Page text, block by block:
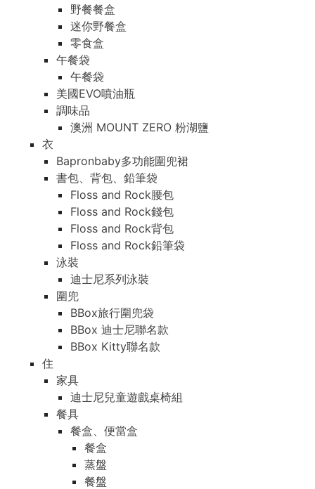
野餐餐盒
迷你野餐盒
零食盒
午餐袋
午餐袋
美國EVO噴油瓶
調味品
澳洲 MOUNT ZERO 粉湖鹽
衣
Bapronbaby多功能圍兜裙
書包、背包、鉛筆袋
Floss and Rock腰包
Floss and Rock錢包
Floss and Rock背包
Floss and Rock鉛筆袋
泳裝
迪士尼系列泳裝
圍兜
BBox旅行圍兜袋
BBox 迪士尼聯名款
BBox Kitty聯名款
住
家具
迪士尼兒童遊戲桌椅組
餐具
餐盒、便當盒
餐盒
蒸盤
餐盤